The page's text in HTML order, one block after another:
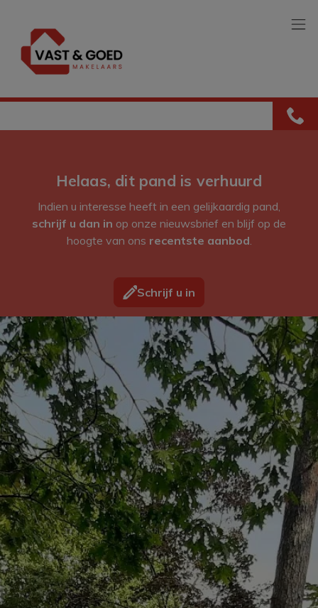
Helaas, dit pand is verhuurd
Indien u interesse heeft in een gelijkaardig pand,
schrijf u dan in op onze nieuwsbrief en blijf op de
hoogte van ons recentste aanbod.
Schrijf u in